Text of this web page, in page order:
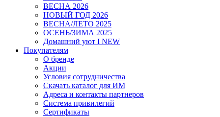
ВЕСНА 2026
НОВЫЙ ГОД 2026
ВЕСНА/ЛЕТО 2025
ОСЕНЬ/ЗИМА 2025
Домашний уют I NEW
Покупателям
О бренде
Акции
Условия сотрудничества
Скачать каталог для ИМ
Адреса и контакты партнеров
Система привилегий
Сертификаты